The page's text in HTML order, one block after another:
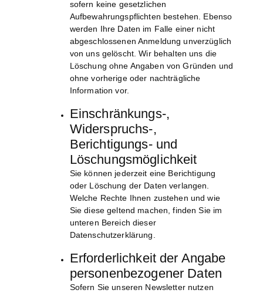
sofern keine gesetzlichen
Aufbewahrungspflichten bestehen. Ebenso
werden Ihre Daten im Falle einer nicht
abgeschlossenen Anmeldung unverzüglich
von uns gelöscht. Wir behalten uns die
Löschung ohne Angaben von Gründen und
ohne vorherige oder nachträgliche
Information vor.
Einschränkungs-,
Widerspruchs-,
Berichtigungs- und
Löschungsmöglichkeit
Sie können jederzeit eine Berichtigung
oder Löschung der Daten verlangen.
Welche Rechte Ihnen zustehen und wie
Sie diese geltend machen, finden Sie im
unteren Bereich dieser
Datenschutzerklärung.
Erforderlichkeit der Angabe
personenbezogener Daten
Sofern Sie unseren Newsletter nutzen